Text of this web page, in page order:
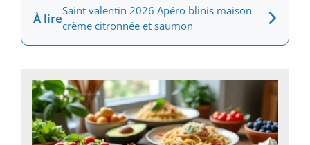
À lireSaint valentin 2026 Apéro blinis maison
crème citronnée et saumon